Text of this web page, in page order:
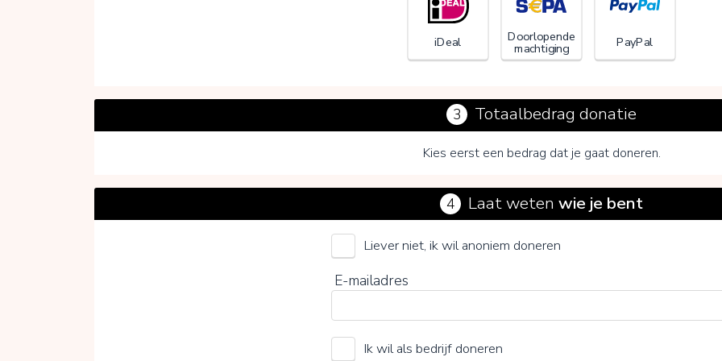
iDeal Doorlopende
machtiging PayPal
3 Totaalbedrag donatie
Kies eerst een bedrag dat je gaat doneren.
Humanitas
Kies je vrijwillige bijdrage
0%
4 Laat weten wie je bent
Liever niet, ik wil anoniem doneren
E-mailadres
Ik wil als bedrijf doneren